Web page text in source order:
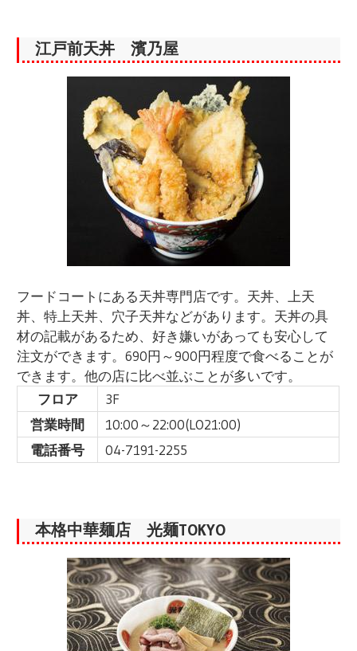
江戸前天丼 濱乃屋
フードコートにある天丼専門店です。天丼、上天
丼、特上天丼、穴子天丼などがあります。天丼の具
材の記載があるため、好き嫌いがあっても安心して
注文ができます。690円～900円程度で食べることが
できます。他の店に比べ並ぶことが多いです。
フロア
3F
営業時間
10:00～22:00(LO21:00)
電話番号
04-7191-2255
本格中華麺店 光麺TOKYO